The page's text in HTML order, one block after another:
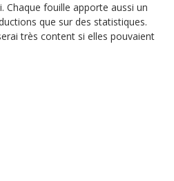
Chaque fouille apporte aussi un
que sur des statistiques.
très content si elles pouvaient